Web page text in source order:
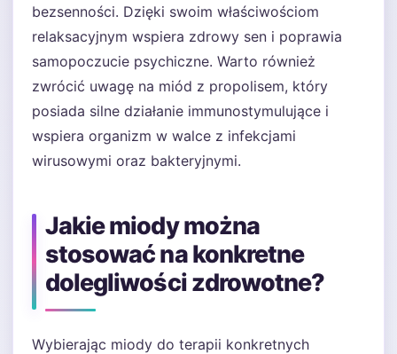
bezsenności. Dzięki swoim właściwościom
relaksacyjnym wspiera zdrowy sen i poprawia
samopoczucie psychiczne. Warto również
zwrócić uwagę na miód z propolisem, który
posiada silne działanie immunostymulujące i
wspiera organizm w walce z infekcjami
wirusowymi oraz bakteryjnymi.
Jakie miody można
stosować na konkretne
dolegliwości zdrowotne?
Wybierając miody do terapii konkretnych